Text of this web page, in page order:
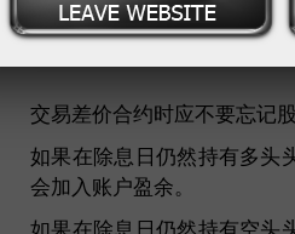
交易差价合约时应不要忘记股
如果在除息日仍然持有多头
会加入账户盈余。
如果在除息日仍然持有空头